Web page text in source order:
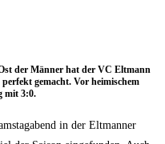
der Män­ner hat der VC Elt­mann
gemacht. Vor hei­mi­schem
mit 3:0.
in der Elt­man­ner